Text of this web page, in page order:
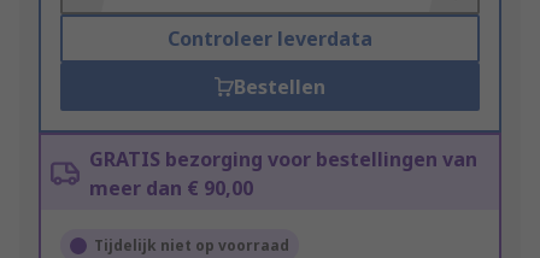
Controleer leverdata
Bestellen
GRATIS bezorging voor bestellingen van
meer dan € 90,00
Tijdelijk niet op voorraad